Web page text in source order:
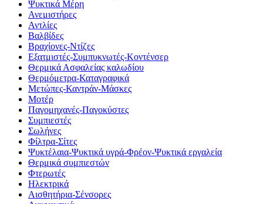
Ψυκτικά Μέρη
Ανεμιστήρες
Αντλίες
Βαλβίδες
Βραχίονες-Ντίζες
Εξατμιστές-Συμπυκνωτές-Κοντένσερ
Θερμικά Ασφαλείας καλωδίου
Θερμόμετρα-Καταγραφικά
Μετώπες-Καντράν-Μάσκες
Μοτέρ
Παγομηχανές-Παγοκύστες
Συμπιεστές
Σωλήνες
Φίλτρα-Σίτες
Ψυκτέλαια-Ψυκτικά υγρά-Φρέον-Ψυκτικά εργαλεία
Θερμικά συμπιεστών
Φτερωτές
Ηλεκτρικά
Αισθητήρια-Σένσορες